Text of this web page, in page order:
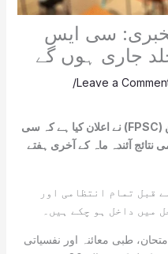
سی ایس
Leave a
/
اسلام آباد: فیڈرل پبلک سروس کمیشن (FPSC) نے اعلان کیا ہے کہ سی
کے حتمی نتائج آئندہ ماہ کے آخری ہفتے
قبل تمام انتظامی اور
میں داخل ہو چکے ہیں۔
طبی معائنہ اور نفسیاتی